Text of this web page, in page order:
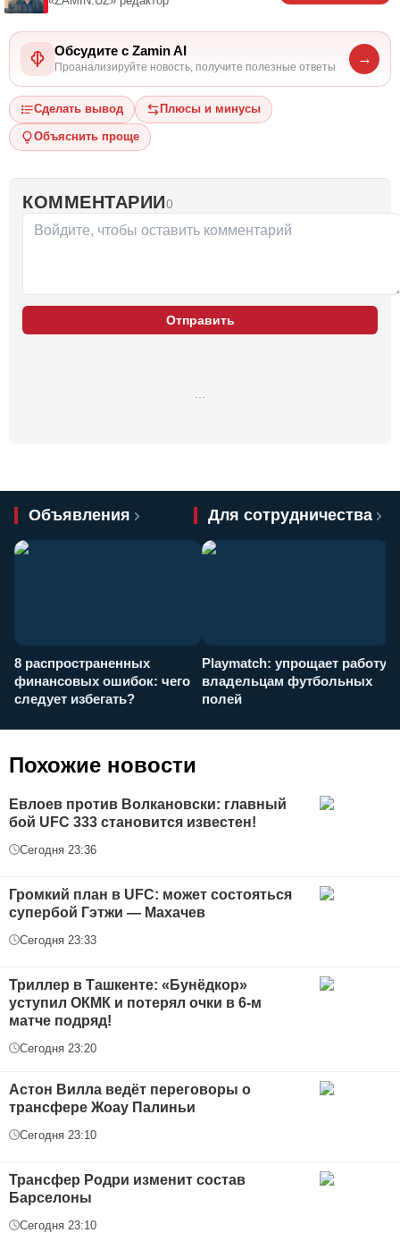
Обсудите с Zamin AI
Проанализируйте новость, получите полезные ответы
→
Сделать вывод Плюсы и минусы
Объяснить проще
КОММЕНТАРИИ0
Отправить
Объявления Для сотрудничества
8 распространенных
финансовых ошибок: чего
следует избегать?
Playmatch: упрощает работу
владельцам футбольных
полей
Похожие новости
Евлоев против Волкановски: главный
бой UFC 333 становится известен!
Сегодня 23:36
Громкий план в UFC: может состояться
супербой Гэтжи — Махачев
Сегодня 23:33
Триллер в Ташкенте: «Бунёдкор»
уступил ОКМК и потерял очки в 6-м
матче подряд!
Сегодня 23:20
Астон Вилла ведёт переговоры о
трансфере Жоау Палиньи
Сегодня 23:10
Трансфер Родри изменит состав
Барселоны
Сегодня 23:10